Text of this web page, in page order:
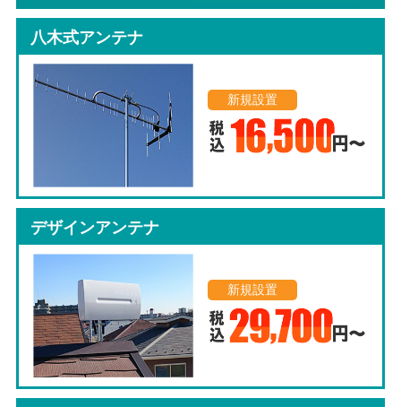
八木式アンテナ
新規設置
デザインアンテナ
新規設置